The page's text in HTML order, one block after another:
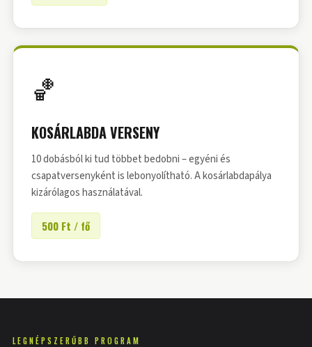
🏀
KOSÁRLABDA VERSENY
10 dobásból ki tud többet bedobni – egyéni és
csapatversenyként is lebonyolítható. A kosárlabdapálya
kizárólagos használatával.
500 Ft / fő
LEGNÉPSZERŰBB PROGRAM